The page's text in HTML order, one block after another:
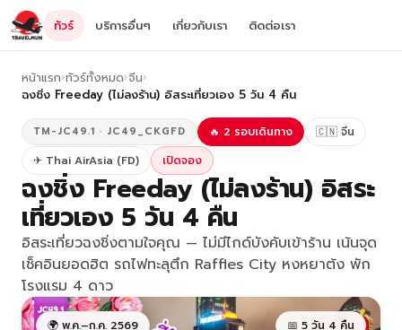
ทัวร์ บริการอื่นๆ เกี่ยวกับเรา ติดต่อเรา
หน้าแรก›ทัวร์ทั้งหมด›จีน›
ฉงชิ่ง Freeday (ไม่ลงร้าน) อิสระเที่ยวเอง 5 วัน 4 คืน
TM-JC49.1 · JC49_CKGFD 🔥 2 รอบเดินทาง
🇨🇳 จีน
✈ Thai AirAsia (FD)
เปิดจอง
ฉงชิ่ง Freeday (ไม่ลงร้าน) อิสระ
เที่ยวเอง 5 วัน 4 คืน
อิสระเที่ยวฉงชิ่งตามใจคุณ — ไม่มีไกด์บังคับเข้าร้าน เน้นจุด
เช็คอินยอดฮิต รถไฟทะลุตึก Raffles City หงหยาต้ง พัก
โรงแรม 4 ดาว
🌍 พ.ค.–ก.ค. 2569 📅 5 วัน 4 คืน